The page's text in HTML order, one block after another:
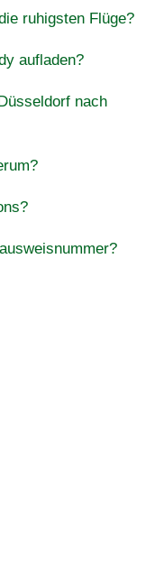
ruhigsten Flüge?
aufladen?
nach